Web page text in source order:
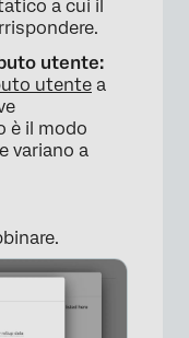
a cui il
utente:
utente a
è il modo
variano a